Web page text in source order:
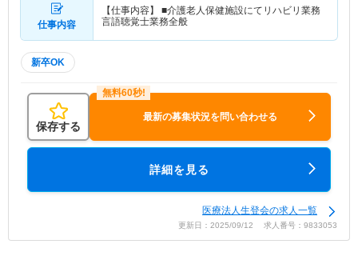
仕事内容
【仕事内容】 ■介護老人保健施設にてリハビリ業務
言語聴覚士業務全般
新卒OK
保存する
最新の募集状況を問い合わせる
詳細を見る
医療法人生登会の求人一覧
更新日：2025/09/12 求人番号：9833053